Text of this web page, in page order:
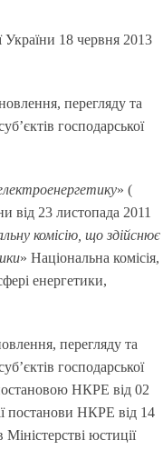
України 18 червня 2013
перегляду та
господарської
» (
від 23 листопада 2011
комісію, що здійснює
» Національна комісія,
енергетики,
перегляду та
господарської
НКРЕ від 02
постанови НКРЕ від 14
юстиції